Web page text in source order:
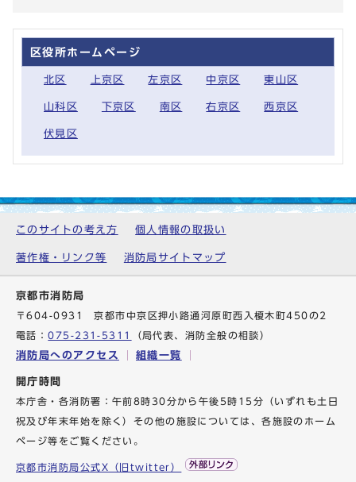
区役所ホームページ
北区 上京区 左京区 中京区 東山区
山科区 下京区 南区 右京区 西京区
伏見区
このサイトの考え方 個人情報の取扱い
著作権・リンク等 消防局サイトマップ
京都市消防局
〒604-0931 京都市中京区押小路通河原町西入榎木町450の2
電話：075-231-5311 （局代表、消防全般の相談）
消防局へのアクセス 組織一覧
開庁時間
本庁舎・各消防署：午前8時30分から午後5時15分（いずれも土日
祝及び年末年始を除く）その他の施設については、各施設のホーム
ページ等をご覧ください。
京都市消防局公式X（旧twitter）